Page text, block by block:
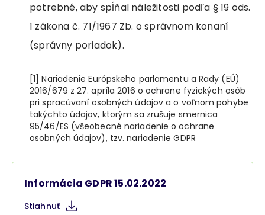
potrebné, aby spĺňal náležitosti podľa § 19 ods.
1 zákona č. 71/1967 Zb. o správnom konaní
(správny poriadok).
[1] Nariadenie Európskeho parlamentu a Rady (EÚ)
2016/679 z 27. apríla 2016 o ochrane fyzických osôb
pri spracúvaní osobných údajov a o voľnom pohybe
takýchto údajov, ktorým sa zrušuje smernica
95/46/ES (všeobecné nariadenie o ochrane
osobných údajov), tzv. nariadenie GDPR
Informácia GDPR 15.02.2022
Stiahnuť